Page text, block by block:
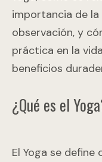
importancia de
observación, y
práctica en la
beneficios
¿Qué es el
El Yoga se